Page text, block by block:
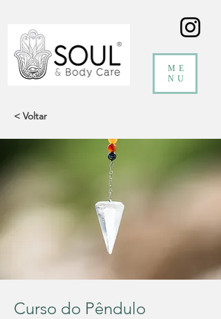
ME
NU
< Voltar
Curso do Pêndulo